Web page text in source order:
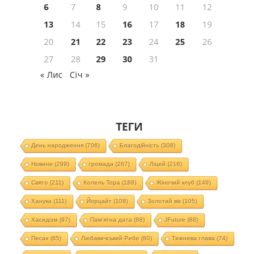
6
7 8 9 10 11
12
13
14 15 16 17 18
19
20
21 22 23 24 25
26
27
28 29 30
31
« Лис
Січ »
ТЕГИ
День народження(706) Благодійність (308)
Новини (299) громада (267) Ліцей (216)
Свято (211) Колель Тора (188) Жіночий клуб (149)
Ханука (111) Йорцайт (108) Золотий вік(105)
Хасидізм (97) Пам'ятна дата (88) JFuture (88)
Песах(85) Любавичський Ребе (80) Тижнева глава (74)